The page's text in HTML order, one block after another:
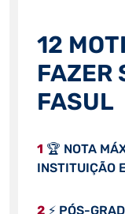
12
FAZER
FASUL
1 🏆 NOTA
INSTITUIÇÃO
2⚡ PÓS-